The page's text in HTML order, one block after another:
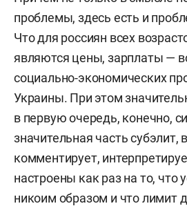
проблемы, здесь есть и
Что для россиян всех
являются цены, зарплаты —
социально-экономических
Украины. При этом
в первую очередь, конечно,
значительная часть субэлит,
комментирует,
настроены как раз на то, что
никоим образом и что лимит